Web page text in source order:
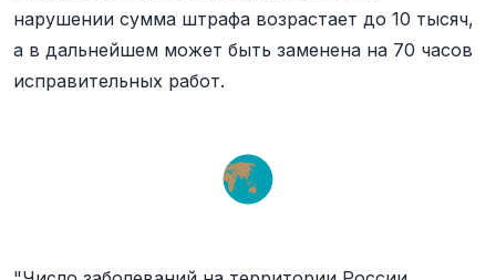
нарушении сумма штрафа возрастает до 10 тысяч,
а в дальнейшем может быть заменена на 70 часов
исправительных работ.